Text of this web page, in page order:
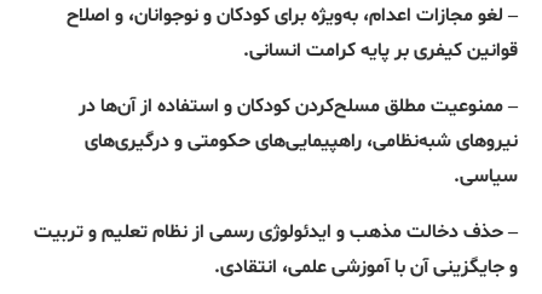
– لغو مجازات اعدام، به‌ویژه برای کودکان و نوجوانان، و اصلاح
قوانین کیفری بر پایه کرامت انسانی.
– ممنوعیت مطلق مسلح‌کردن کودکان و استفاده از آن‌ها در
نیروهای شبه‌نظامی، راهپیمایی‌های حکومتی و درگیری‌های
سیاسی.
– حذف دخالت مذهب و ایدئولوژی رسمی از نظام تعلیم و تربیت
و جایگزینی آن با آموزشی علمی، انتقادی.